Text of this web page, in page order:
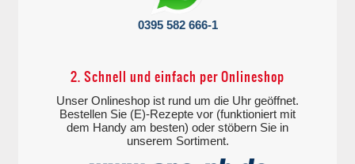
0395 582 666-1
2. Schnell und einfach per Onlineshop
Unser Onlineshop ist rund um die Uhr geöffnet.
Bestellen Sie (E)-Rezepte vor (funktioniert mit
dem Handy am besten) oder stöbern Sie in
unserem Sortiment.